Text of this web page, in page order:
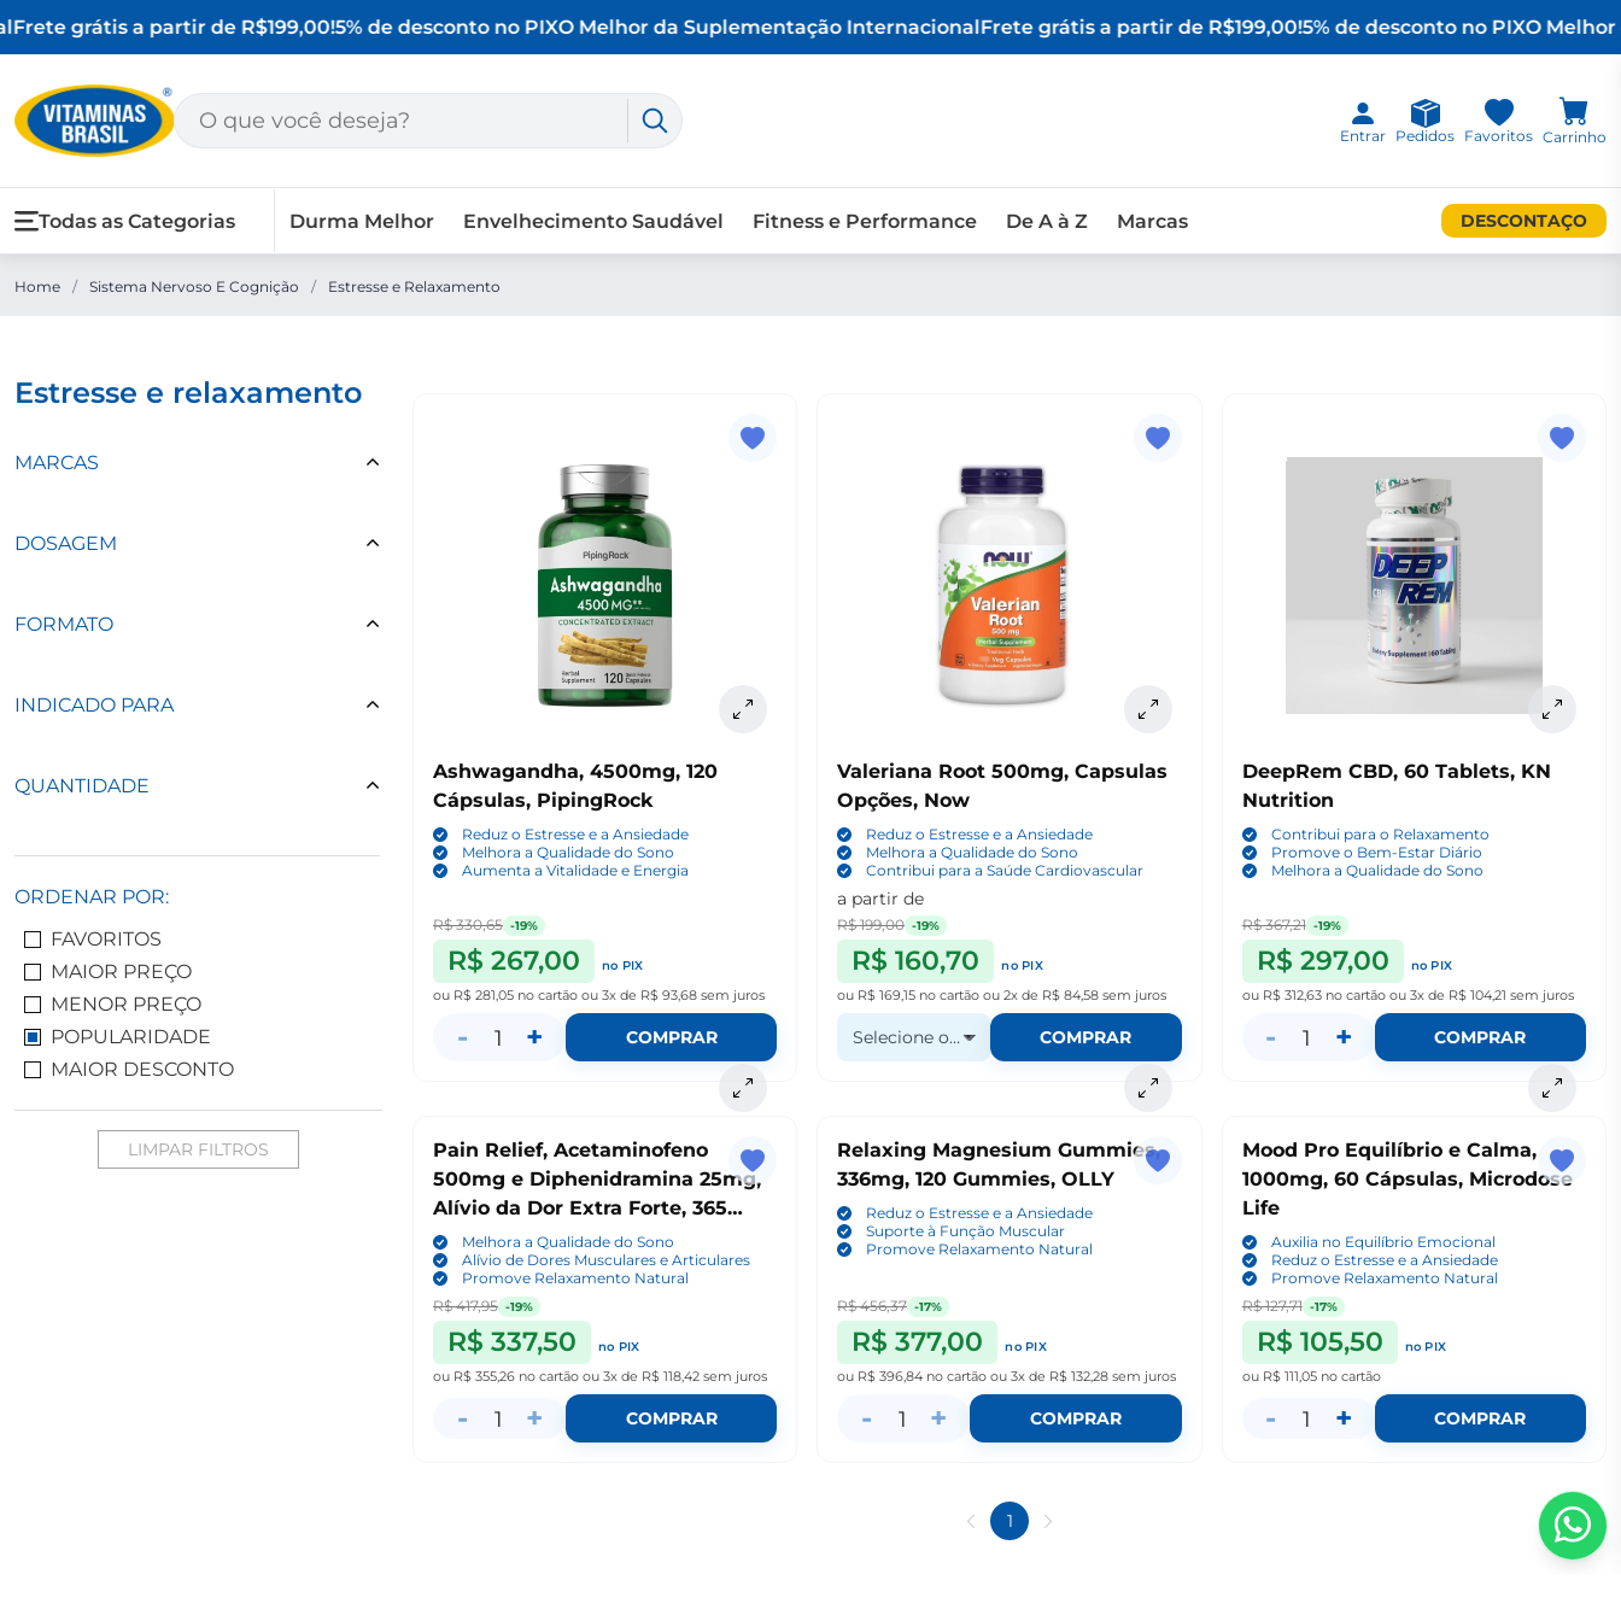
grátis a partir de R$199,00!5% de desconto no PIXO Melhor da Suplementação InternacionalFrete grátis a partir de R$199,00!5% de desconto no PIXO Melhor
Entrar Pedidos Favoritos Carrinho
Todas as Categorias Durma Melhor Envelhecimento Saudável Fitness e Performance De A à Z Marcas DESCONTAÇO
Home / Sistema Nervoso E Cognição / Estresse e Relaxamento
estresse e relaxamento
MARCAS
DOSAGEM
FORMATO
INDICADO PARA
QUANTIDADE
ORDENAR POR:
FAVORITOS
MAIOR PREÇO
MENOR PREÇO
POPULARIDADE
MAIOR DESCONTO
LIMPAR FILTROS
Ashwagandha, 4500mg, 120
Cápsulas, PipingRock
Reduz o Estresse e a Ansiedade
Melhora a Qualidade do Sono
Aumenta a Vitalidade e Energia
R$ 330,65 -19%
R$ 267,00
no PIX
ou R$ 281,05 no cartão ou 3x de R$ 93,68 sem juros
- 1 + COMPRAR
Valeriana Root 500mg, Capsulas
Opções, Now
Reduz o Estresse e a Ansiedade
Melhora a Qualidade do Sono
Contribui para a Saúde Cardiovascular
a partir de
R$ 199,00 -19%
R$ 160,70
no PIX
ou R$ 169,15 no cartãoou2x de R$ 84,58 sem juros
Selecione o QuantidadeCOMPRAR
DeepRem CBD, 60 Tablets, KN
Nutrition
Contribui para o Relaxamento
Promove o Bem-Estar Diário
Melhora a Qualidade do Sono
R$ 367,21 -19%
R$ 297,00
no PIX
ou R$ 312,63 no cartão ou 3x de R$ 104,21 sem juros
- 1 + COMPRAR
Pain Relief, Acetaminofeno
500mg e Diphenidramina 25mg,
Alívio da Dor Extra Forte, 365
Comprimidos, HealthA2Z
Melhora a Qualidade do Sono
Alívio de Dores Musculares e Articulares
Promove Relaxamento Natural
R$ 417,95 -19%
R$ 337,50
no PIX
ou R$ 355,26 no cartão ou 3x de R$ 118,42 sem juros
- 1 + COMPRAR
Relaxing Magnesium Gummies,
336mg, 120 Gummies, OLLY
Reduz o Estresse e a Ansiedade
Suporte à Função Muscular
Promove Relaxamento Natural
R$ 456,37 -17%
R$ 377,00
no PIX
ou R$ 396,84 no cartãoou3x de R$ 132,28 sem juros
- 1 + COMPRAR
Mood Pro Equilíbrio e Calma,
1000mg, 60 Cápsulas, Microdose
Life
Auxilia no Equilíbrio Emocional
Reduz o Estresse e a Ansiedade
Promove Relaxamento Natural
R$ 127,71 -17%
R$ 105,50
no PIX
ou R$ 111,05 no cartão
- 1 + COMPRAR
1